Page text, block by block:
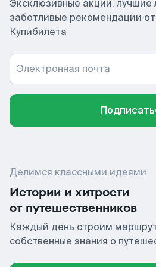
Эксклюзивные акции, лучшие
заботливые рекомендации
Купибилета
Электронная почта
Делимся классными идеями
Истории и хитрости
от путешественников
Каждый день строим
собственные знания о